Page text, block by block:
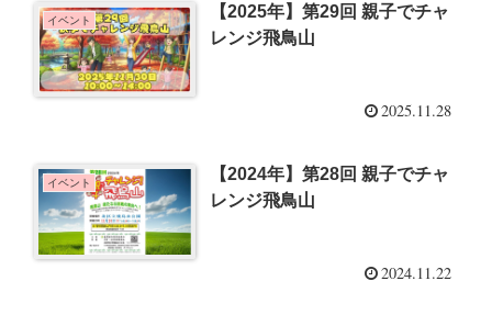
イベント
【2025年】第29回 親子でチャ
レンジ飛鳥山
2025.11.28
イベント
【2024年】第28回 親子でチャ
レンジ飛鳥山
2024.11.22